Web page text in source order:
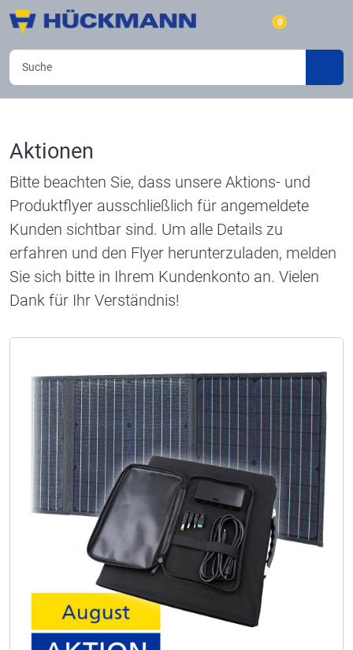
0
Aktionen
Bitte beachten Sie, dass unsere Aktions- und
Produktflyer ausschließlich für angemeldete
Kunden sichtbar sind. Um alle Details zu
erfahren und den Flyer herunterzuladen, melden
Sie sich bitte in Ihrem Kundenkonto an. Vielen
Dank für Ihr Verständnis!